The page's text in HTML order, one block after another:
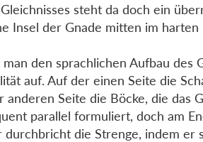
steht da doch ein
Insel der Gnade mitten im
man den sprachlichen Aufbau des
auf. Auf der einen Seite die
anderen Seite die Böcke, die das
parallel formuliert, doch am
durchbricht die Strenge, indem er